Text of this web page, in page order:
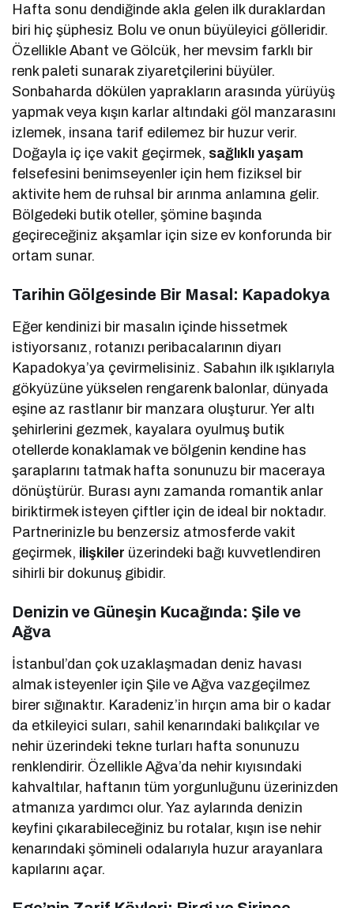
Hafta sonu dendiğinde akla gelen ilk duraklardan
biri hiç şüphesiz Bolu ve onun büyüleyici gölleridir.
Özellikle Abant ve Gölcük, her mevsim farklı bir
renk paleti sunarak ziyaretçilerini büyüler.
Sonbaharda dökülen yaprakların arasında yürüyüş
yapmak veya kışın karlar altındaki göl manzarasını
izlemek, insana tarif edilemez bir huzur verir.
Doğayla iç içe vakit geçirmek, sağlıklı yaşam
felsefesini benimseyenler için hem fiziksel bir
aktivite hem de ruhsal bir arınma anlamına gelir.
Bölgedeki butik oteller, şömine başında
geçireceğiniz akşamlar için size ev konforunda bir
ortam sunar.
Tarihin Gölgesinde Bir Masal: Kapadokya
Eğer kendinizi bir masalın içinde hissetmek
istiyorsanız, rotanızı peribacalarının diyarı
Kapadokya’ya çevirmelisiniz. Sabahın ilk ışıklarıyla
gökyüzüne yükselen rengarenk balonlar, dünyada
eşine az rastlanır bir manzara oluşturur. Yer altı
şehirlerini gezmek, kayalara oyulmuş butik
otellerde konaklamak ve bölgenin kendine has
şaraplarını tatmak hafta sonunuzu bir maceraya
dönüştürür. Burası aynı zamanda romantik anlar
biriktirmek isteyen çiftler için de ideal bir noktadır.
Partnerinizle bu benzersiz atmosferde vakit
geçirmek, ilişkiler üzerindeki bağı kuvvetlendiren
sihirli bir dokunuş gibidir.
Denizin ve Güneşin Kucağında: Şile ve
Ağva
İstanbul’dan çok uzaklaşmadan deniz havası
almak isteyenler için Şile ve Ağva vazgeçilmez
birer sığınaktır. Karadeniz’in hırçın ama bir o kadar
da etkileyici suları, sahil kenarındaki balıkçılar ve
nehir üzerindeki tekne turları hafta sonunuzu
renklendirir. Özellikle Ağva’da nehir kıyısındaki
kahvaltılar, haftanın tüm yorgunluğunu üzerinizden
atmanıza yardımcı olur. Yaz aylarında denizin
keyfini çıkarabileceğiniz bu rotalar, kışın ise nehir
kenarındaki şömineli odalarıyla huzur arayanlara
kapılarını açar.